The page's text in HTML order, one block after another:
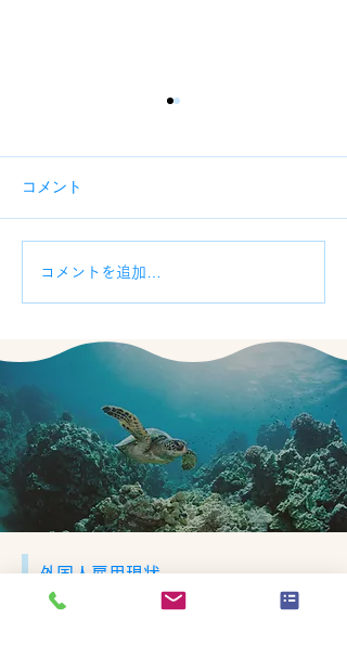
「働くことができる在留
資格」と「働くことがで
コメント
コメントを追加…
外国人雇用現状